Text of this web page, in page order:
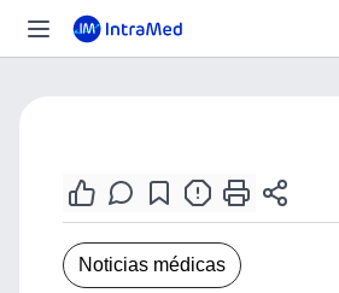
Noticias médicas